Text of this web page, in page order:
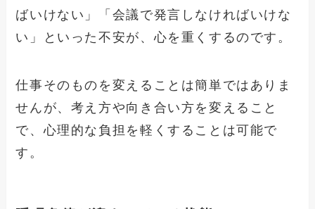
ばいけない」「会議で発言しなければいけな
い」といった不安が、心を重くするのです。
仕事そのものを変えることは簡単ではありま
せんが、考え方や向き合い方を変えること
で、心理的な負担を軽くすることは可能で
す。